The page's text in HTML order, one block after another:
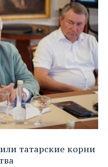
татарские корни